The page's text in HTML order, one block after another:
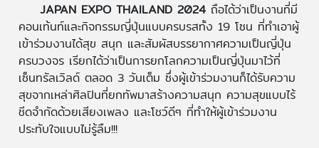
JAPAN EXPO THAILAND 2024 ถือได้ว่าเป็นงานที่มี
คอนเท้นท์และกิจกรรมญี่ปุ่นแบบครบรสทั้ง 19 โซน ที่ทำเอาผู้
เข้าร่วมงานได้สุข สนุก และสัมผัสบรรยากาศความเป็นญี่ปุ่น
ครบวงจร เรียกได้ว่าเป็นการยกโลกความเป็นญี่ปุ่นมาไว้ที่
เซ็นทรัลเวิลด์ ตลอด 3 วันเต็ม ซึ่งผู้เข้าร่วมงานก็ได้รับความ
สุขจากเหล่าศิลปินที่ยกทัพมาสร้างความสนุก ความสุขแบบไร้
ชีดจำกัดด้วยเสียงเพลง และโชว์ดีๆ ที่ทำให้ผู้เข้าร่วมงาน
ประทับใจแบบไม่รู้ลืม!!!